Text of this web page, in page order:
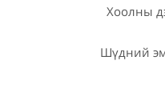
Хоолны
Шүдний